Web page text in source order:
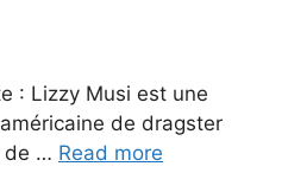
: Lizzy Musi est une
de dragster
de … Read more